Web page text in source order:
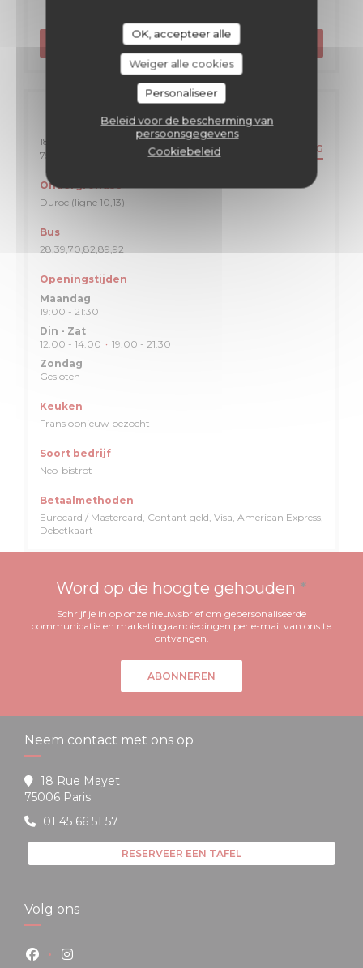
OK, accepteer alle
Weiger alle cookies
Personaliseer
Beleid voor de bescherming van
persoonsgegevens
Cookiebeleid
RESERVEER EEN TAFEL
Algemene informatie
18 Rue Mayet
75006 Paris
((opent in een nieuw venster))ROUTEBESCHRIJVING
Ondergrondse
Duroc (ligne 10,13)
Bus
28,39,70,82,89,92
Openingstijden
Maandag
19:00 - 21:30
Din - Zat
12:00 - 14:00 • 19:00 - 21:30
Zondag
Gesloten
Keuken
Frans opnieuw bezocht
Soort bedrijf
Neo-bistrot
Betaalmethoden
Eurocard / Mastercard, Contant geld, Visa, American Express,
Debetkaart
Word op de hoogte gehouden *
Schrijf je in op onze nieuwsbrief om gepersonaliseerde
communicatie en marketingaanbiedingen per e-mail van ons te
ontvangen.
ABONNEREN
Neem contact met ons op
18 Rue Mayet
75006 Paris((opent in een nieuw venster))
01 45 66 51 57
RESERVEER EEN TAFEL
Volg ons
Facebook ((opent in een nieuw venster))
Instagram ((opent in een nieuw venster))